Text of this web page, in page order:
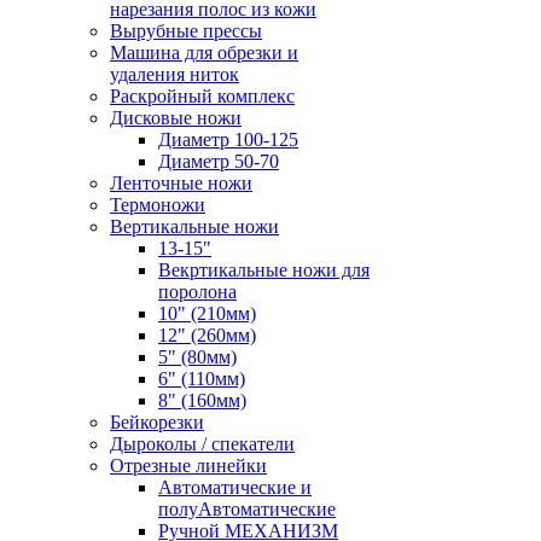
нарезания полос из кожи
Вырубные прессы
Машина для обрезки и
удаления ниток
Раскройный комплекс
Дисковые ножи
Диаметр 100-125
Диаметр 50-70
Ленточные ножи
Термоножи
Вертикальные ножи
13-15"
Векртикальные ножи для
поролона
10" (210мм)
12" (260мм)
5" (80мм)
6" (110мм)
8" (160мм)
Бейкорезки
Дыроколы / спекатели
Отрезные линейки
Автоматические и
полуАвтоматические
Ручной МЕХАНИЗМ